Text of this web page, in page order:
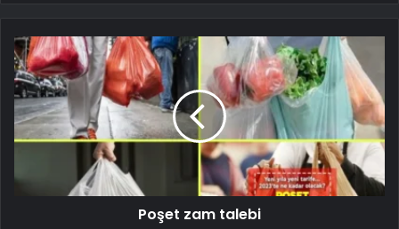
Poşet zam talebi